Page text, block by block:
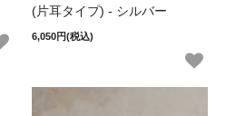
(片耳タイプ) - シルバー
6,050円(税込)